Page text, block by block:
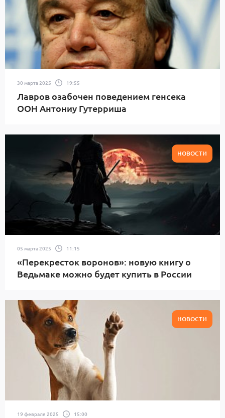
30 марта 2025 19:55
Лавров озабочен поведением генсека
ООН Антониу Гутерриша
НОВОСТИ
05 марта 2025 11:15
«Перекресток воронов»: новую книгу о
Ведьмаке можно будет купить в России
НОВОСТИ
19 февраля 2025 15:00